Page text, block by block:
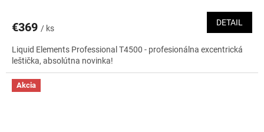
€369 / ks
DETAIL
Liquid Elements Professional T4500 - profesionálna excentrická
leštička, absolútna novinka!
Akcia